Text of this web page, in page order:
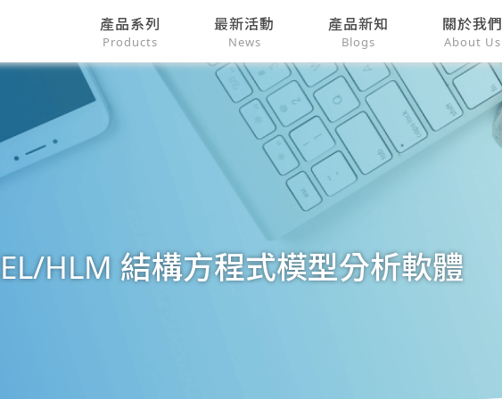
產品系列
Products
最新活動
News
產品新知
Blogs
關於我們
About Us
HLM 結構方程式模型分析軟體